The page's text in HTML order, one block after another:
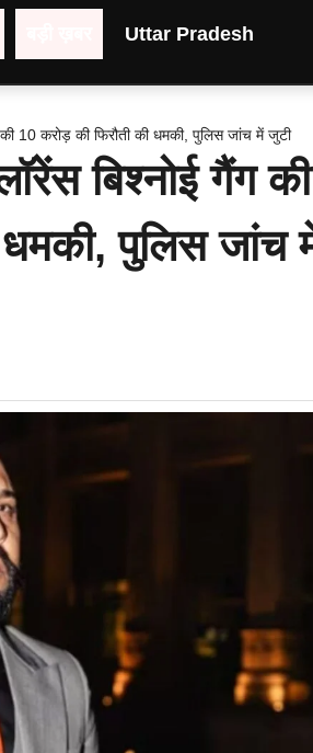
Uttar Pradesh
10 करोड़ की फिरौती की धमकी, पुलिस जांच में जुटी
बिश्नोई गैंग की
धमकी, पुलिस जांच